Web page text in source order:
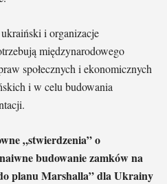
i organizacje
międzynarodowego
społecznych i ekonomicznych
i w celu budowania
„stwierdzenia” o
budowanie zamków na
planu Marshalla” dla Ukrainy